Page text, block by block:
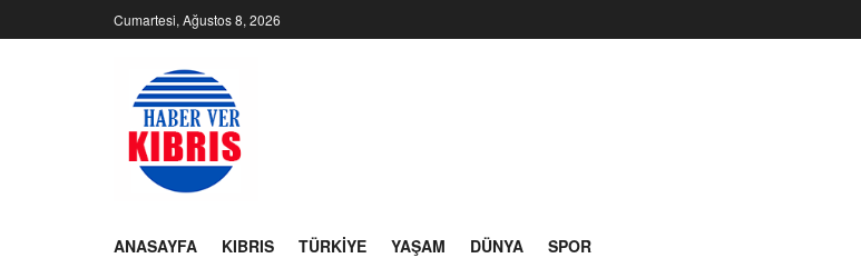
Cumartesi, Ağustos 8, 2026
ANASAYFA KIBRIS TÜRKIYE YAŞAM DÜNYA SPOR